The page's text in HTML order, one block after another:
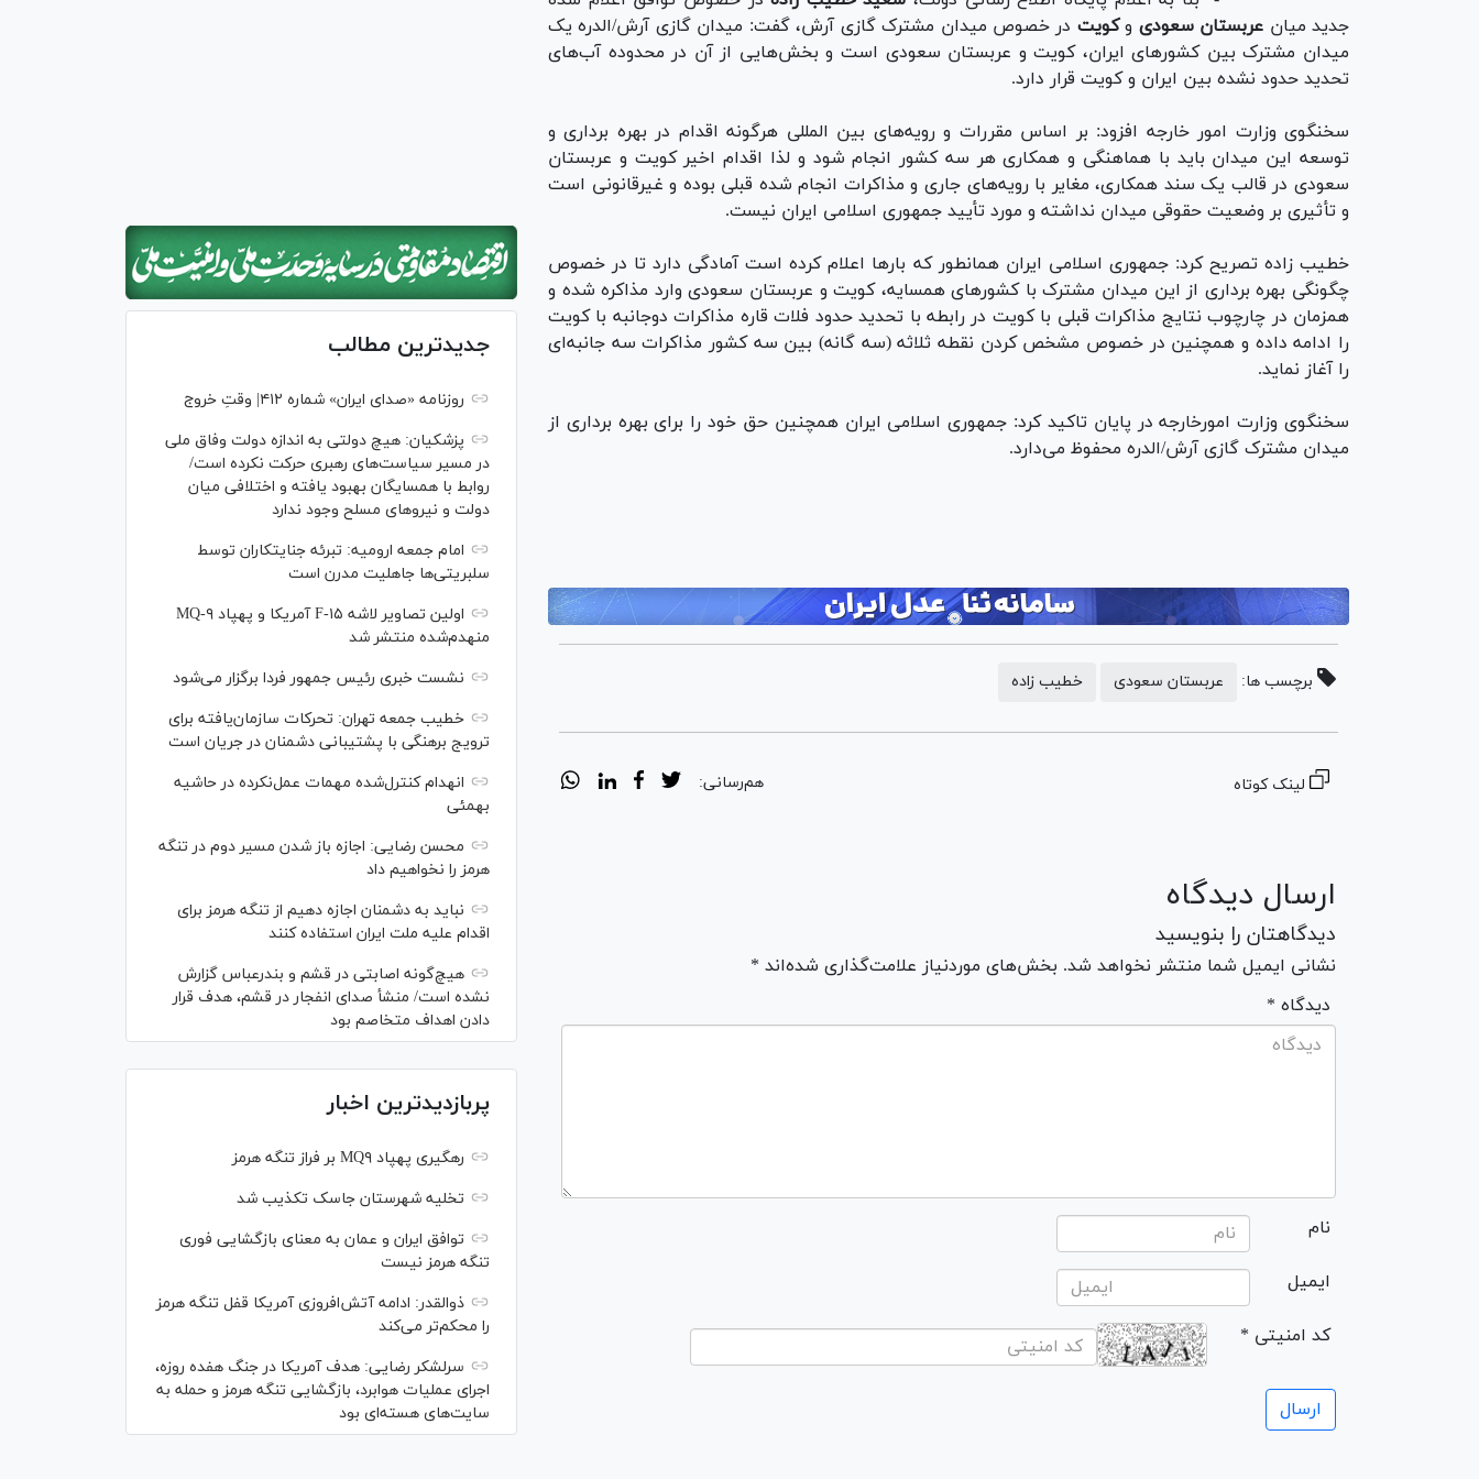
جدید میان عربستان سعودی وکویت در خصوص میدان مشترک گازی آرش، گفت: میدان گازی آرش/الدره یک
میدان مشترک بین کشور‌های ایران، کویت و عربستان سعودی است و بخش‌هایی از آن در محدوده آب‌های
تحدید حدود نشده بین ایران و کویت قرار دارد.
سخنگوی وزارت امور خارجه افزود: بر اساس مقررات و رویه‌های بین المللی هرگونه اقدام در بهره برداری و
توسعه این میدان باید با هماهنگی و همکاری هر سه کشور انجام شود و لذا اقدام اخیر کویت و عربستان
سعودی در قالب یک سند همکاری، مغایر با رویه‌های جاری و مذاکرات انجام شده قبلی بوده و غیرقانونی است
و تأثیری بر وضعیت حقوقی میدان نداشته و مورد تأیید جمهوری اسلامی ایران نیست.
خطیب زاده تصریح کرد: جمهوری اسلامی ایران همانطور که بار‌ها اعلام کرده است آمادگی دارد تا در خصوص
چگونگی بهره برداری از این میدان مشترک با کشور‌های همسایه، کویت و عربستان سعودی وارد مذاکره شده و
همزمان در چارچوب نتایج مذاکرات قبلی با کویت در رابطه با تحدید حدود فلات قاره مذاکرات دوجانبه با کویت
را ادامه داده و همچنین در خصوص مشخص کردن نقطه ثلاثه (سه گانه) بین سه کشور مذاکرات سه جانبه‌ای
را آغاز نماید.
سخنگوی وزارت امورخارجه در پایان تاکید کرد: جمهوری اسلامی ایران همچنین حق خود را برای بهره برداری از
میدان مشترک گازی آرش/الدره محفوظ می‌دارد.
برچسب ها: عربستان سعودی خطیب زاده
لینک کوتاه هم‌رسانی:
ارسال دیدگاه
دیدگاهتان را بنویسید
نشانی ایمیل شما منتشر نخواهد شد. بخش‌های موردنیاز علامت‌گذاری شده‌اند *
* دیدگاه
نام
ایمیل
* کد امنیتی
جدیدترین مطالب
روزنامه «صدای ایران» شماره ۴۱۲| وقتِ خروج
پزشکیان: هیچ دولتی به اندازه دولت وفاق ملی
در مسیر سیاست‌های رهبری حرکت نکرده است/
روابط با همسایگان بهبود یافته و اختلافی میان
دولت و نیروهای مسلح وجود ندارد
امام جمعه ارومیه: تبرئه جنایتکاران توسط
سلبریتی‌ها جاهلیت مدرن است
اولین تصاویر لاشه F-۱۵ آمریکا و پهپاد MQ-۹
منهدم‌شده منتشر شد
نشست خبری رئیس‌ جمهور فردا برگزار می‌شود
خطیب جمعه تهران: تحرکات سازمان‌یافته برای
ترویج برهنگی با پشتیبانی دشمنان در جریان است
انهدام کنترل‌شده مهمات عمل‌نکرده در حاشیه
بهمئی
محسن رضایی: اجازه باز شدن مسیر دوم در تنگه
هرمز را نخواهیم داد
نباید به دشمنان اجازه دهیم از تنگه هرمز برای
اقدام علیه ملت ایران استفاده کنند
هیچ‌گونه اصابتی در قشم و بندرعباس گزارش
نشده است/ منشأ صدای انفجار در قشم، هدف قرار
دادن اهداف متخاصم بود
پربازدیدترین اخبار
رهگیری پهپاد MQ۹ بر فراز تنگه هرمز
تخلیه شهرستان جاسک تکذیب شد
توافق ایران و عمان به معنای بازگشایی فوری
تنگه هرمز نیست
ذوالقدر: ادامه آتش‌افروزی آمریکا قفل تنگه هرمز
را محکم‌تر می‌کند
سرلشکر رضایی: هدف آمریکا در جنگ هفده روزه،
اجرای عملیات هوابرد، بازگشایی تنگه هرمز و حمله به
سایت‌های هسته‌ای بود